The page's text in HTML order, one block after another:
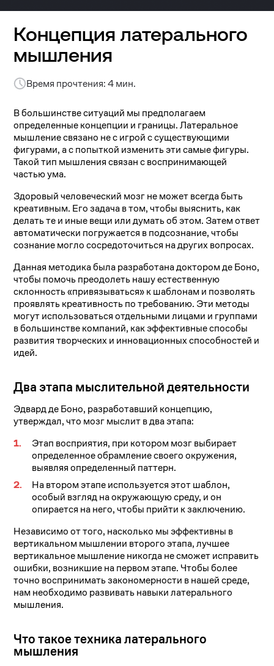
Концепция латерального
мышления
Время прочтения: 4 мин.
В большинстве ситуаций мы предполагаем
определенные концепции и границы. Латеральное
мышление связано не с игрой с существующими
фигурами, а с попыткой изменить эти самые фигуры.
Такой тип мышления связан с воспринимающей
частью ума.
Здоровый человеческий мозг не может всегда быть
креативным. Его задача в том, чтобы выяснить, как
делать те и иные вещи или думать об этом. Затем ответ
автоматически погружается в подсознание, чтобы
сознание могло сосредоточиться на других вопросах.
Данная методика была разработана доктором де Боно,
чтобы помочь преодолеть нашу естественную
склонность «привязываться» к шаблонам и позволять
проявлять креативность по требованию. Эти методы
могут использоваться отдельными лицами и группами
в большинстве компаний, как эффективные способы
развития творческих и инновационных способностей и
идей.
Два этапа мыслительной деятельности
Эдвард де Боно, разработавший концепцию,
утверждал, что мозг мыслит в два этапа:
Этап восприятия, при котором мозг выбирает
определенное обрамление своего окружения,
выявляя определенный паттерн.
На втором этапе используется этот шаблон,
особый взгляд на окружающую среду, и он
опирается на него, чтобы прийти к заключению.
Независимо от того, насколько мы эффективны в
вертикальном мышлении второго этапа, лучшее
вертикальное мышление никогда не сможет исправить
ошибки, возникшие на первом этапе. Чтобы более
точно воспринимать закономерности в нашей среде,
нам необходимо развивать навыки латерального
мышления.
Что такое техника латерального
мышления